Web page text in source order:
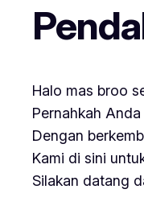
Halo mas broo
Pernahkah
Dengan
Kami di sini
Silakan datang